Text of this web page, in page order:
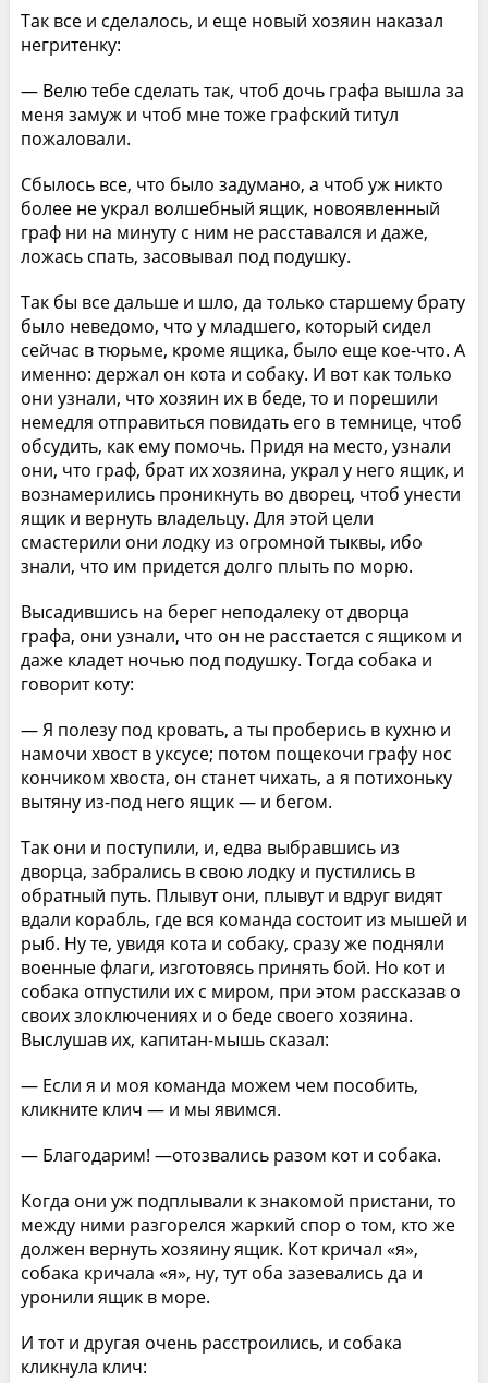
Так все и сделалось, и еще новый хозяин наказал
негритенку:
— Велю тебе сделать так, чтоб дочь графа вышла за
меня замуж и чтоб мне тоже графский титул
пожаловали.
Сбылось все, что было задумано, а чтоб уж никто
более не украл волшебный ящик, новоявленный
граф ни на минуту с ним не расставался и даже,
ложась спать, засовывал под подушку.
Так бы все дальше и шло, да только старшему брату
было неведомо, что у младшего, который сидел
сейчас в тюрьме, кроме ящика, было еще кое-что. А
именно: держал он кота и собаку. И вот как только
они узнали, что хозяин их в беде, то и порешили
немедля отправиться повидать его в темнице, чтоб
обсудить, как ему помочь. Придя на место, узнали
они, что граф, брат их хозяина, украл у него ящик, и
вознамерились проникнуть во дворец, чтоб унести
ящик и вернуть владельцу. Для этой цели
смастерили они лодку из огромной тыквы, ибо
знали, что им придется долго плыть по морю.
Высадившись на берег неподалеку от дворца
графа, они узнали, что он не расстается с ящиком и
даже кладет ночью под подушку. Тогда собака и
говорит коту:
— Я полезу под кровать, а ты проберись в кухню и
намочи хвост в уксусе; потом пощекочи графу нос
кончиком хвоста, он станет чихать, а я потихоньку
вытяну из-под него ящик — и бегом.
Так они и поступили, и, едва выбравшись из
дворца, забрались в свою лодку и пустились в
обратный путь. Плывут они, плывут и вдруг видят
вдали корабль, где вся команда состоит из мышей и
рыб. Ну те, увидя кота и собаку, сразу же подняли
военные флаги, изготовясь принять бой. Но кот и
собака отпустили их с миром, при этом рассказав о
своих злоключениях и о беде своего хозяина.
Выслушав их, капитан-мышь сказал:
— Если я и моя команда можем чем пособить,
кликните клич — и мы явимся.
— Благодарим! —отозвались разом кот и собака.
Когда они уж подплывали к знакомой пристани, то
между ними разгорелся жаркий спор о том, кто же
должен вернуть хозяину ящик. Кот кричал «я»,
собака кричала «я», ну, тут оба зазевались да и
уронили ящик в море.
И тот и другая очень расстроились, и собака
кликнула клич: